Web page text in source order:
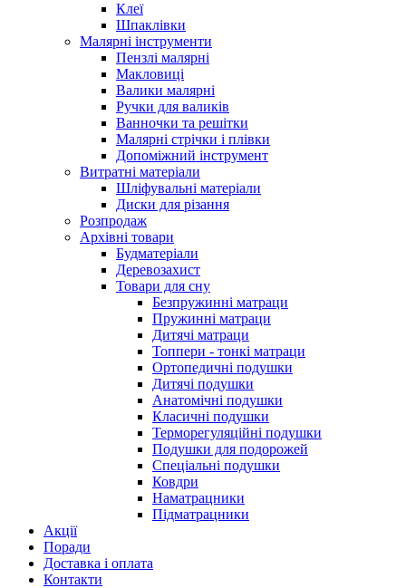
Клеї
Шпаклівки
Малярні інструменти
Пензлі малярні
Макловиці
Валики малярні
Ручки для валиків
Ванночки та решітки
Малярні стрічки і плівки
Допоміжний інструмент
Витратні матеріали
Шліфувальні матеріали
Диски для різання
Розпродаж
Архівні товари
Будматеріали
Деревозахист
Товари для сну
Безпружинні матраци
Пружинні матраци
Дитячі матраци
Топпери - тонкі матраци
Ортопедичні подушки
Дитячі подушки
Анатомічні подушки
Класичні подушки
Терморегуляційні подушки
Подушки для подорожей
Спеціальні подушки
Ковдри
Наматрацники
Підматрацники
Акції
Поради
Доставка і оплата
Контакти